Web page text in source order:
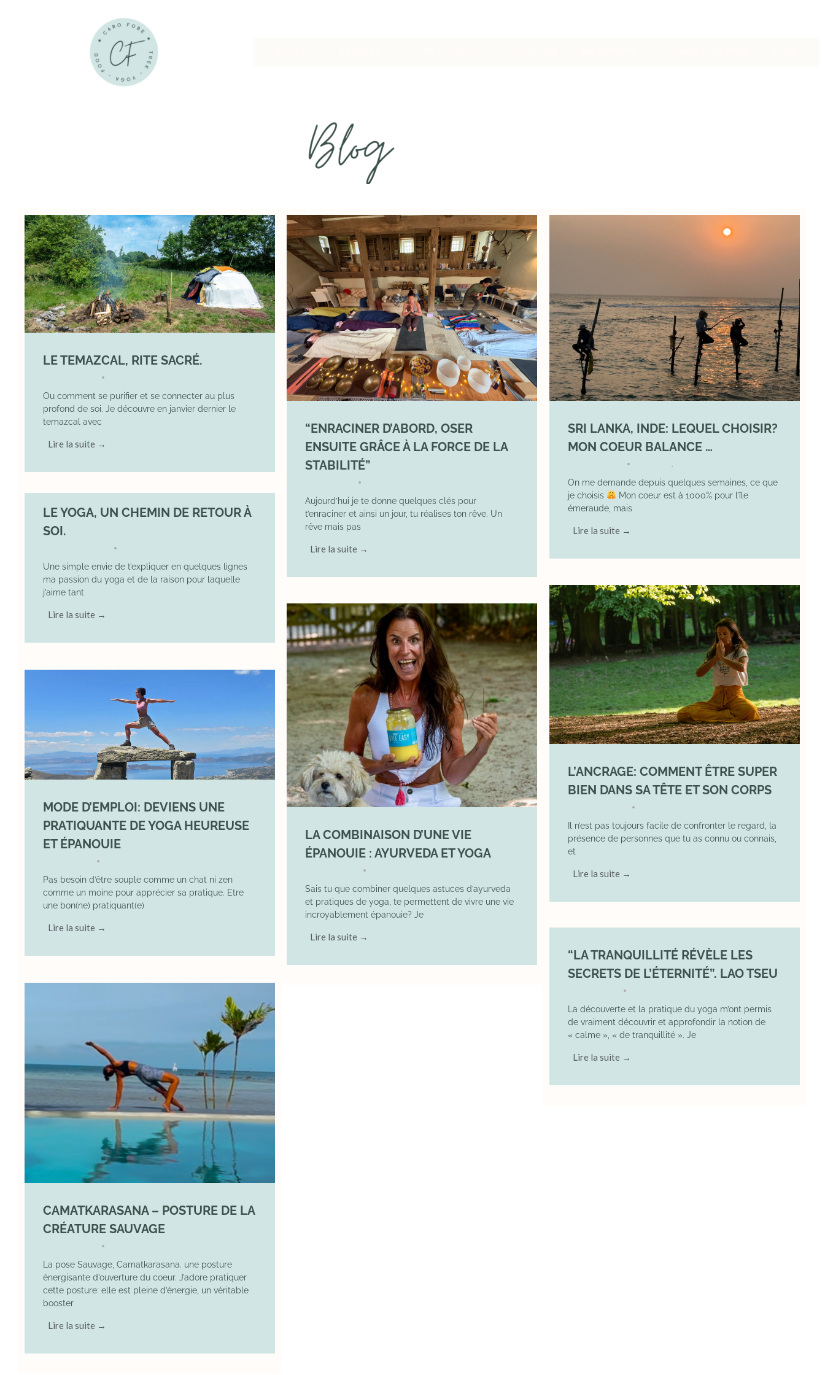
LE TEMAZCAL, RITE SACRÉ.
•
Ou comment se purifier et se connecter au plus
profond de soi. Je découvre en janvier dernier le
temazcal avec
Lire la suite →
“ENRACINER D’ABORD, OSER
ENSUITE GRÂCE À LA FORCE DE LA
STABILITÉ”
•
Aujourd’hui je te donne quelques clés pour
t’enraciner et ainsi un jour, tu réalises ton rêve. Un
rêve mais pas
Lire la suite →
SRI LANKA, INDE: LEQUEL CHOISIR?
MON COEUR BALANCE …
•
On me demande depuis quelques semaines, ce que
je choisis
Mon coeur est à 1000% pour l’île
émeraude, mais
Lire la suite →
LE YOGA, UN CHEMIN DE RETOUR À
SOI.
•
Une simple envie de t’expliquer en quelques lignes
ma passion du yoga et de la raison pour laquelle
j’aime tant
Lire la suite →
L’ANCRAGE: COMMENT ÊTRE SUPER
BIEN DANS SA TÊTE ET SON CORPS
•
Il n’est pas toujours facile de confronter le regard, la
présence de personnes que tu as connu ou connais,
et
Lire la suite →
LA COMBINAISON D’UNE VIE
ÉPANOUIE : AYURVEDA ET YOGA
•
Sais tu que combiner quelques astuces d’ayurveda
et pratiques de yoga, te permettent de vivre une vie
incroyablement épanouie? Je
Lire la suite →
MODE D’EMPLOI: DEVIENS UNE
PRATIQUANTE DE YOGA HEUREUSE
ET ÉPANOUIE
•
Pas besoin d’être souple comme un chat ni zen
comme un moine pour apprécier sa pratique. Etre
une bon(ne) pratiquant(e)
Lire la suite →
“LA TRANQUILLITÉ RÉVÈLE LES
SECRETS DE L’ÉTERNITÉ”. LAO TSEU
•
La découverte et la pratique du yoga m’ont permis
de vraiment découvrir et approfondir la notion de
« calme », « de tranquillité ». Je
Lire la suite →
CAMATKARASANA – POSTURE DE LA
CRÉATURE SAUVAGE
•
La pose Sauvage, Camatkarasana. une posture
énergisante d’ouverture du coeur. J’adore pratiquer
cette posture: elle est pleine d’énergie, un véritable
booster
Lire la suite →